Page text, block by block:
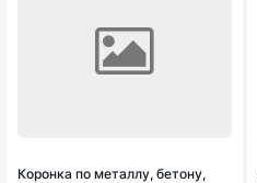
Коронка по металлу, бетону,